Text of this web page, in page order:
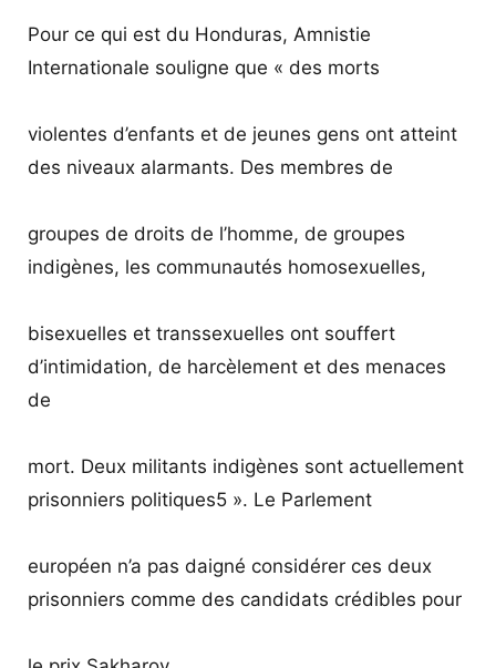
Pour ce qui est du Honduras, Amnistie
Internationale souligne que « des morts
violentes d’enfants et de jeunes gens ont atteint
des niveaux alarmants. Des membres de
groupes de droits de l’homme, de groupes
indigènes, les communautés homosexuelles,
bisexuelles et transsexuelles ont souffert
d’intimidation, de harcèlement et des menaces
de
mort. Deux militants indigènes sont actuellement
prisonniers politiques5 ». Le Parlement
européen n’a pas daigné considérer ces deux
prisonniers comme des candidats crédibles pour